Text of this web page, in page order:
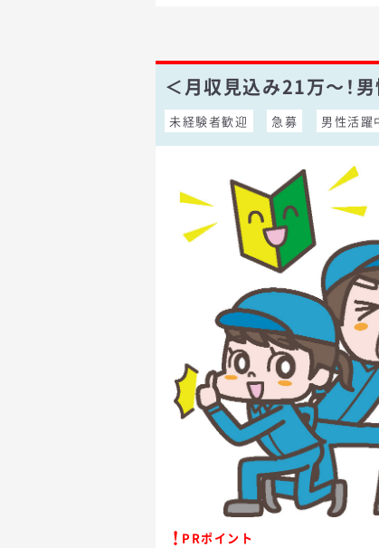
＜月収見込み21万～！
未経験者歓迎 急募 男性活躍
PRポイント